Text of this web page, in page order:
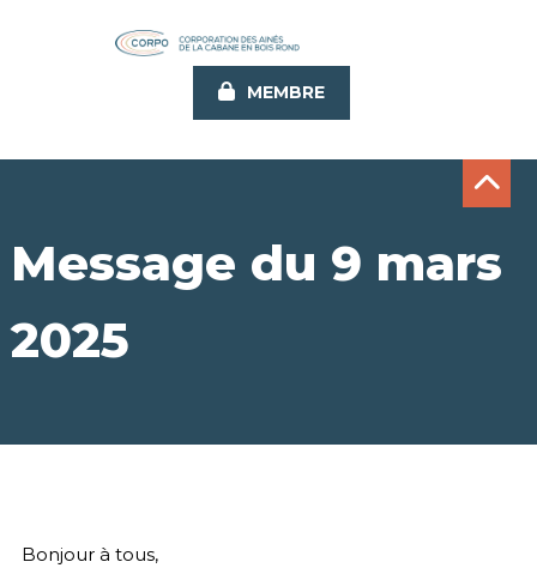
MEMBRE
Message du 9 mars
2025
Bonjour à tous,